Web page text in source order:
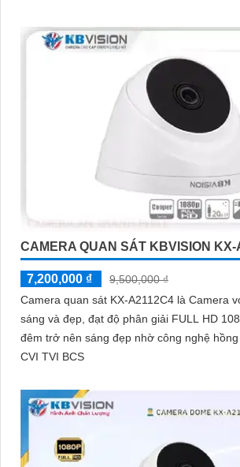
CAMERA QUAN SÁT KBVISION KX-
7,200,000 ₫
9,500,000 ₫
Camera quan sát KX-A2112C4 là Camera
sáng và đẹp, đạt độ phân giải FULL HD 1080P. Hình ảnh
đêm trở nên sáng đẹp nhờ công nghệ
CVI TVI BCS